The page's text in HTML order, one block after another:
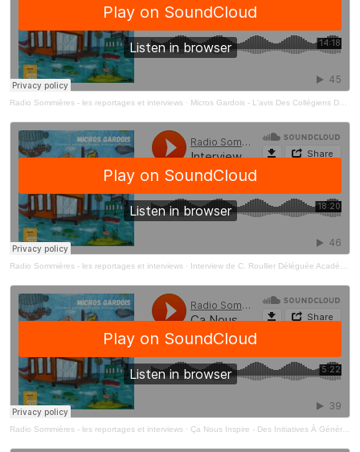
Radio Sommières - les reportages et interviews · Micros Gardois - L'avis Des Collégiens Du Gard - Les Micros - Trottoirs Des Micros Gardois
Radio Sommières - les reportages et interviews · Interview de C. Roullier Déléguée Académique Vie Collégienne Et Lycéenne, Académie De Montpellier
Radio Sommières - les reportages et interviews · Ça Nous Inspire - Des Initiatives À Généraliser Dans Tous Les Collèges